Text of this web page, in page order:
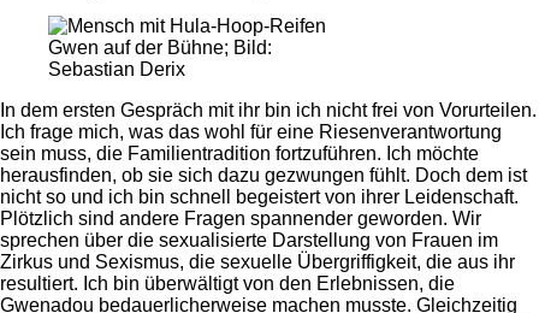
Gwen auf der Bühne; Bild:
Sebastian Derix
In dem ersten Gespräch mit ihr bin ich nicht frei von Vorurteilen.
Ich frage mich, was das wohl für eine Riesenverantwortung
sein muss, die Familientradition fortzuführen. Ich möchte
herausfinden, ob sie sich dazu gezwungen fühlt. Doch dem ist
nicht so und ich bin schnell begeistert von ihrer Leidenschaft.
Plötzlich sind andere Fragen spannender geworden. Wir
sprechen über die sexualisierte Darstellung von Frauen im
Zirkus und Sexismus, die sexuelle Übergriffigkeit, die aus ihr
resultiert. Ich bin überwältigt von den Erlebnissen, die
Gwenadou bedauerlicherweise machen musste. Gleichzeitig